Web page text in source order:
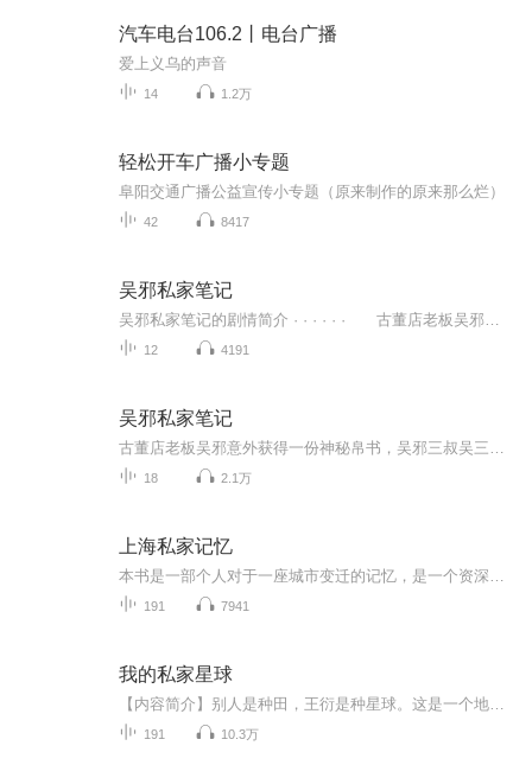
汽车电台106.2丨电台广播
爱上义乌的声音
14 1.2万
轻松开车广播小专题
阜阳交通广播公益宣传小专题（原来制作的原来那么烂）
42 8417
吴邪私家笔记
12 4191
吴邪私家笔记
18 2.1万
上海私家记忆
191 7941
我的私家星球
191 10.3万